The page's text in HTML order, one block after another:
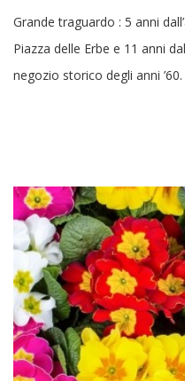
Grande traguardo : 5 anni
Piazza delle Erbe e 11 anni
negozio storico degli anni ’60.